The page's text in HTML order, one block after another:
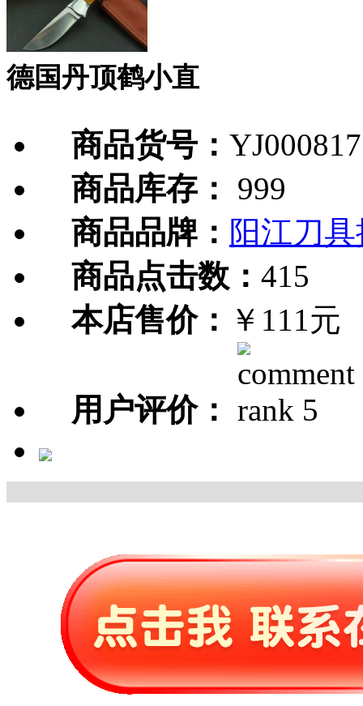
德国丹顶鹤小直
商品货号： YJ000817
商品库存：
999
商品品牌： 阳江刀
商品点击数： 415
本店售价： ￥111元
用户评价：